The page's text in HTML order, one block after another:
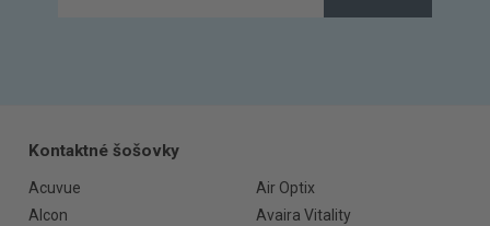
Kontaktné šošovky
Acuvue
Air Optix
Alcon
Avaira Vitality